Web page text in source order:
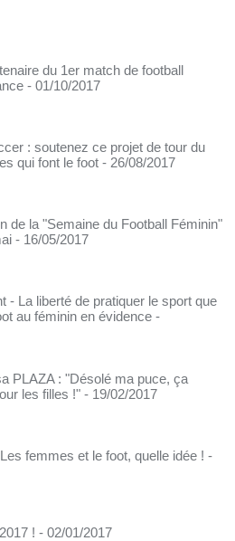
du 1er match de football
- 01/10/2017
: soutenez ce projet de tour du
qui font le foot - 26/08/2017
de la "Semaine du Football Féminin"
- 16/05/2017
- La liberté de pratiquer le sport que
au féminin en évidence -
PLAZA : "Désolé ma puce, ça
les filles !" - 19/02/2017
femmes et le foot, quelle idée ! -
! - 02/01/2017